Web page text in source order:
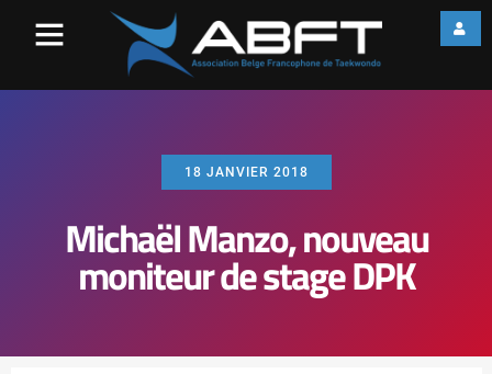
18 JANVIER 2018
Michaël Manzo, nouveau
moniteur de stage DPK